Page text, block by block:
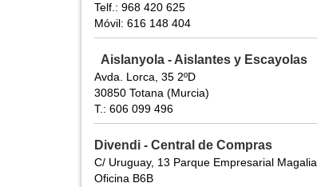
Telf.: 968 420 625
Móvil: 616 148 404
Aislanyola - Aislantes y Escayolas
Avda. Lorca, 35 2ºD
30850 Totana (Murcia)
T.: 606 099 496
Divendi - Central de Compras
C/ Uruguay, 13 Parque Empresarial Magalia
Oficina B6B